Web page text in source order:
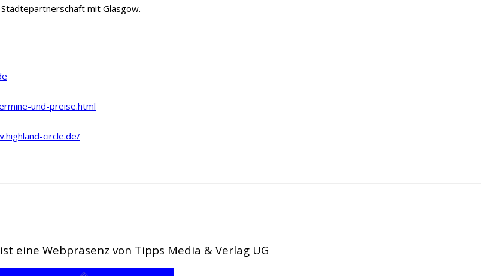
mit Glasgow.
und-preise.html
circle.de/
eine Webpräsenz von Tipps Media & Verlag UG